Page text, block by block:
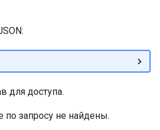
для доступа.
по запросу не найдены.